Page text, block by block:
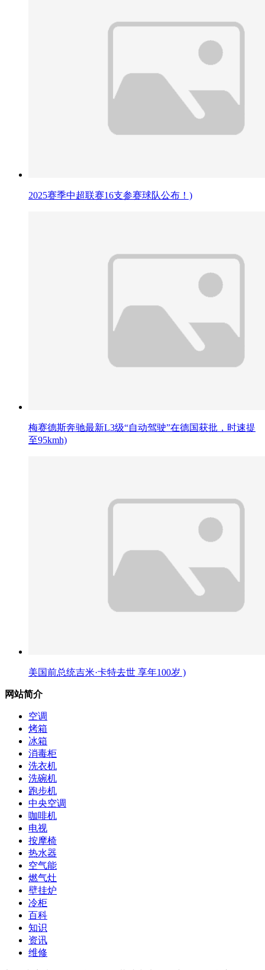
2025赛季中超联赛16支参赛球队公布！)
梅赛德斯奔驰最新L3级“自动驾驶”在德国获批，时速提
至95kmh)
美国前总统吉米·卡特去世 享年100岁 )
网站简介
空调
烤箱
冰箱
消毒柜
洗衣机
洗碗机
跑步机
中央空调
咖啡机
电视
按摩椅
热水器
空气能
燃气灶
壁挂炉
冷柜
百科
知识
资讯
维修